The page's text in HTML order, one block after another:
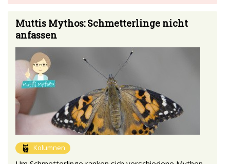
Muttis Mythos: Schmetterlinge nicht
anfassen
Kolumnen